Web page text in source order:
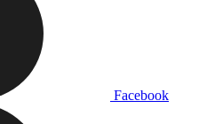
Facebook